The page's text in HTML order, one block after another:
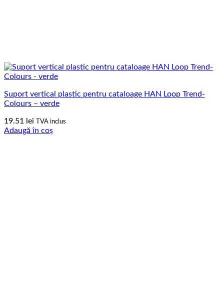
Suport vertical plastic pentru cataloage HAN Loop Trend-
Colours – verde
19.51 lei TVA inclus
Adaugă în coș